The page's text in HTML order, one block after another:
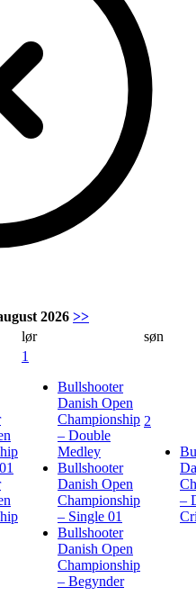
2026 >>
lør søn
1
Bullshooter
Danish Open
Championship
– Double
Medley
Bullshooter
Danish Open
Championship
– Single 01
Bullshooter
Danish Open
Championship
– Begynder
2
–